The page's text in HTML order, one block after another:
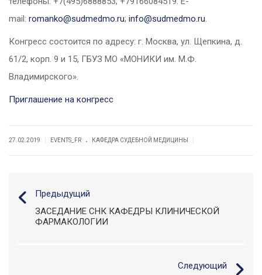
mail: romanko@sudmedmo.ru; info@sudmedmo.ru.
Конгресс состоится по адресу: г. Москва, ул. Щепкина, д.
61/2, корп. 9 и 15, ГБУЗ МО «МОНИКИ им. М.Ф.
Владимирского».
Приглашение на конгресс
27.02.2019 EVENTS_FR . КАФЕДРА СУДЕБНОЙ МЕДИЦИНЫ
Предыдущий
ЗАСЕДАНИЕ СНК КАФЕДРЫ КЛИНИЧЕСКОЙ
ФАРМАКОЛОГИИ
Следующий